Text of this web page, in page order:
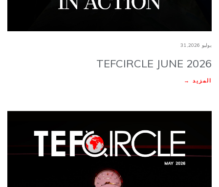
يوليو 31,2026
TEFCIRCLE JUNE 2026
المزيد →